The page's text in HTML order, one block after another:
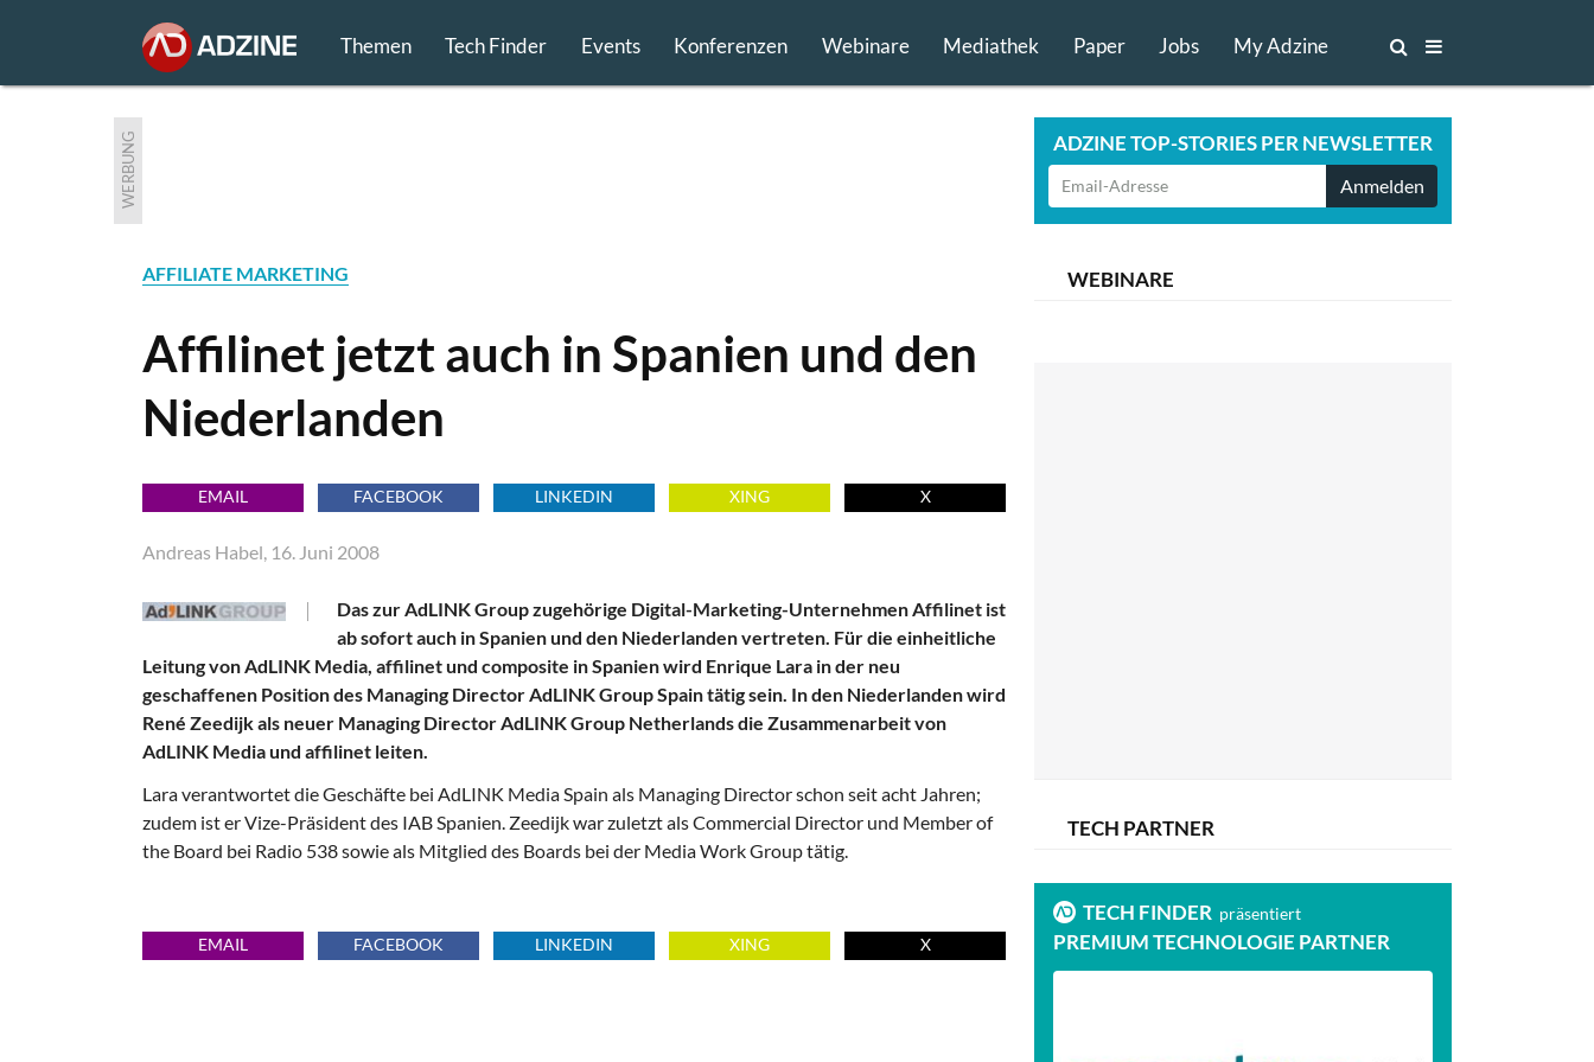
Themen Tech Finder Events Konferenzen Webinare Mediathek Paper Jobs My Adzine
WERBUNG ADZINE TOP-STORIES PER NEWSLETTER
Anmelden
AFFILIATE MARKETING
Affilinet jetzt auch in Spanien und den
Niederlanden
EMAIL FACEBOOK LINKEDIN XING X
Andreas Habel, 16. Juni 2008
Das zur AdLINK Group zugehörige Digital-Marketing-Unternehmen Affilinet ist
ab sofort auch in Spanien und den Niederlanden vertreten. Für die einheitliche
Leitung von AdLINK Media, affilinet und composite in Spanien wird Enrique Lara in der neu
geschaffenen Position des Managing Director AdLINK Group Spain tätig sein. In den Niederlanden wird
René Zeedijk als neuer Managing Director AdLINK Group Netherlands die Zusammenarbeit von
AdLINK Media und affilinet leiten.
Lara verantwortet die Geschäfte bei AdLINK Media Spain als Managing Director schon seit acht Jahren;
zudem ist er Vize-Präsident des IAB Spanien. Zeedijk war zuletzt als Commercial Director und Member of
the Board bei Radio 538 sowie als Mitglied des Boards bei der Media Work Group tätig.
EMAIL FACEBOOK LINKEDIN XING X
WEBINARE
TECH PARTNER
TECH FINDER präsentiert
PREMIUM TECHNOLOGIE PARTNER